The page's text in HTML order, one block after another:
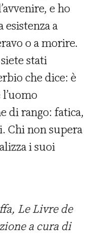
e ho
a
o a morire.
stati
che dice: è
di rango: fatica,
Chi non supera
i suoi
Le Livre de
a cura di